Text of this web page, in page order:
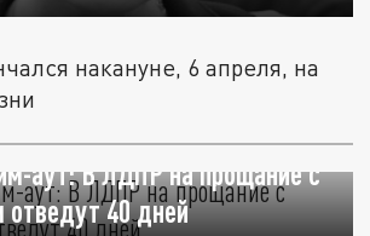
накануне, 6 апреля, на
аут: В ЛДПР на прощание с
40 дней